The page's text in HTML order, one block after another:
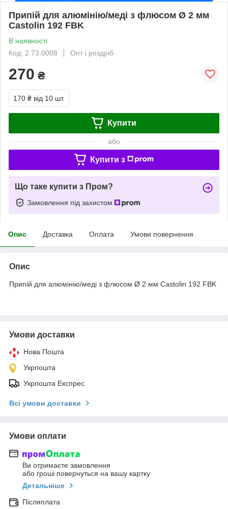
Припій для алюмінію/меді з флюсом Ø 2 мм
Castolin 192 FBK
В наявності
Код: 2.73.0008
Опт і роздріб
270 ₴
170 ₴ від 10 шт.
Купити
або
Купити з
Що таке купити з Пром?
Замовлення під захистом
Опис Доставка Оплата Умови повернення
Опис
Припій для алюмінію/меді з флюсом Ø 2 мм Castolin 192 FBK
Умови доставки
Нова Пошта
Укрпошта
Укрпошта Експрес
Всі умови доставки
Умови оплати
Ви отримаєте замовлення
або гроші повернуться на вашу картку
Детальніше
Післяплата